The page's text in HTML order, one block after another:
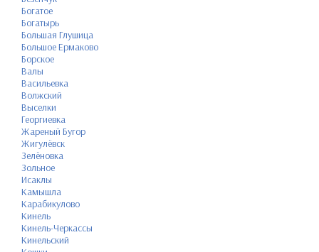
Богатое
Богатырь
Большая Глушица
Большое Ермаково
Борское
Валы
Васильевка
Волжский
Выселки
Георгиевка
Жареный Бугор
Жигулёвск
Зелёновка
Зольное
Исаклы
Камышла
Карабикулово
Кинель
Кинель-Черкассы
Кинельский